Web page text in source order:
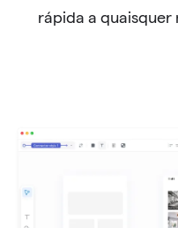
rápida a quaisquer